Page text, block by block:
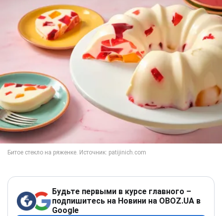
Будьте первыми в курсе главного –
подпишитесь на Новини на OBOZ.UA в
Google